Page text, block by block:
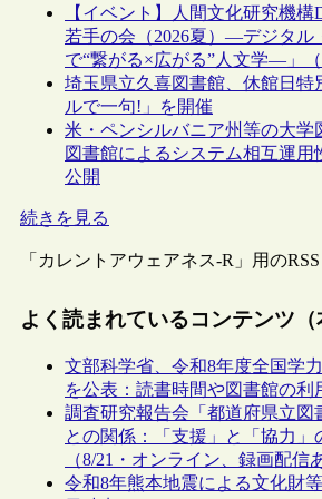
【イベント】人間文化研究機
若手の会（2026夏）―デジタル
で“繋がる×広がる”人文学―」（
埼玉県立久喜図書館、休館日特
ルで一句!」を開催
米・ペンシルバニア州等の大学
図書館によるシステム相互運
公開
続きを見る
「カレントアウェアネス-R」用のRSS
よく読まれているコンテンツ（
文部科学省、令和8年度全国学
を公表：読書時間や図書館の利
調査研究報告会「都道府県立図
との関係：「支援」と「協力」
（8/21・オンライン、録画配信
令和8年熊本地震による文化財